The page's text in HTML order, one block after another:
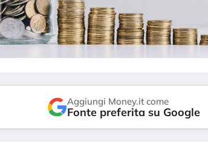
Aggiungi Money.it come
Fonte preferita su Google
valutazioni estreme alla
Cosa sta guidando il
degli asset?
2026
«La mia
in preda
della
Kospi,
30 luglio 2026